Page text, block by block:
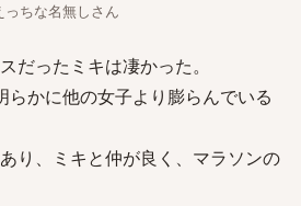
ちな名無しさん
だったミキは凄かった。
らかに他の女子より膨らんでいる
り、ミキと仲が良く、マラソンの